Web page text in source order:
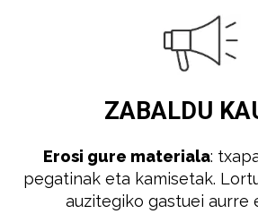
ZABALDU
Erosi gure materiala:
pegatinak eta kamisetak.
auzitegiko gastuei aurre